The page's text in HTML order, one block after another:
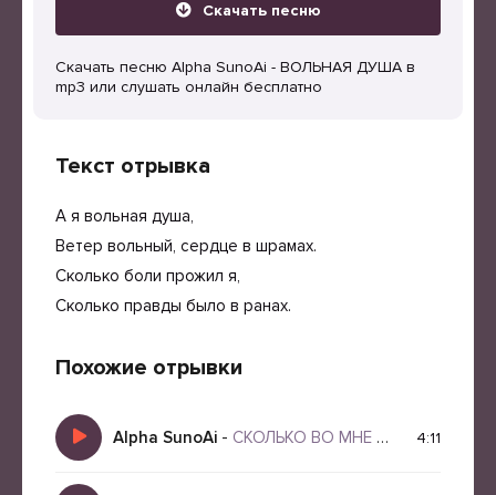
Скачать песню
Скачать песню Alpha SunoAi - ВОЛЬНАЯ ДУША в
mp3 или слушать онлайн бесплатно
Текст отрывка
А я вольная душа,
Ветер вольный, сердце в шрамах.
Сколько боли прожил я,
Сколько правды было в ранах.
Похожие отрывки
Alpha SunoAi - СКОЛЬКО ВО МНЕ ОГНЯ 4:11